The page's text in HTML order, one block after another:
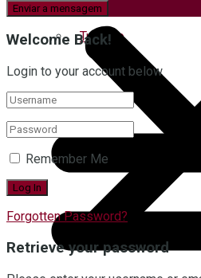
Turismo
Welcome Back!
Login to your account below
Remember Me
Forgotten Password?
Retrieve your password